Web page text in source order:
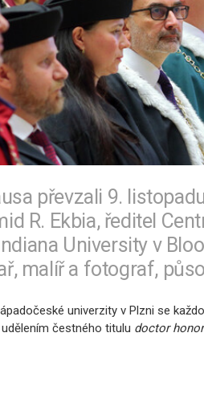
převzali 9.
R. Ekbia, ředitel
University v
malíř a fotograf,
univerzity v Plzni se
čestného titulu doctor